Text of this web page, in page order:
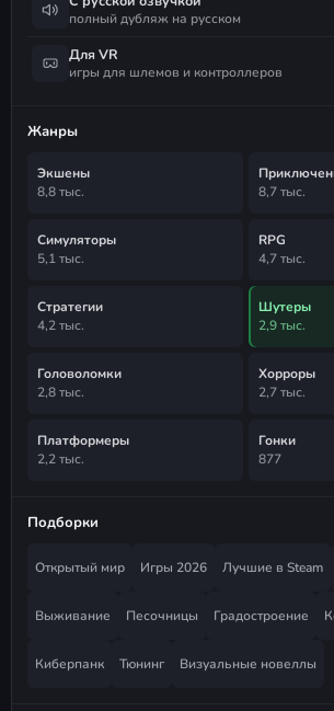
полный дубляж на русском
Для VR
игры для шлемов и контроллеров
Жанры
Экшены
8,8 тыс.
8,7 тыс.
Симуляторы
5,1 тыс.
RPG
4,7 тыс.
Стратегии
4,2 тыс.
Шутеры
2,9 тыс.
Головоломки
2,8 тыс.
Хорроры
2,7 тыс.
Платформеры
2,2 тыс.
Гонки
877
Подборки
Открытый мир Игры 2026 Лучшие в Steam
Выживание Песочницы Градостроение
Киберпанк Тюнинг Визуальные новеллы